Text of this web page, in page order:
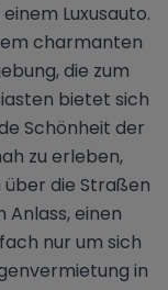
Luxusauto.
charmanten
die zum
bietet sich
Schönheit der
zu erleben,
die Straßen
einen
nur um sich
in